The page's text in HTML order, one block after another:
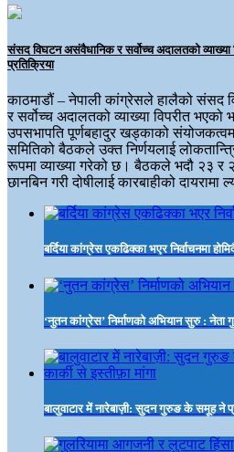
संसद विघटन असंवैधानिक र सर्वोच्च अदालतको व्याख्या
प्रतिक्रिया
काठमाडौं – नेपाली कांग्रेसले हालैको संसद
र सर्वोच्च अदालतको व्याख्या विपरीत
उपसभापति पूर्णबहादुर खड्काको
समितिको बैठकले उक्त निर्णयलाई
रूपमा व्याख्या गरेको छ। बैठकले भदौ २३ र
छानबिन गरी दोषीलाई कारबाहीको दायरामा
बर्दिया कांग्रेस एकढिक्का भएर निर्वाचनमा
‘नुतन कांग्रेस’ निर्माणको अभियान सुरु : नेता
बालुवाटार में नारेबाज़ी: सुदन गुरुङ के समूह ने